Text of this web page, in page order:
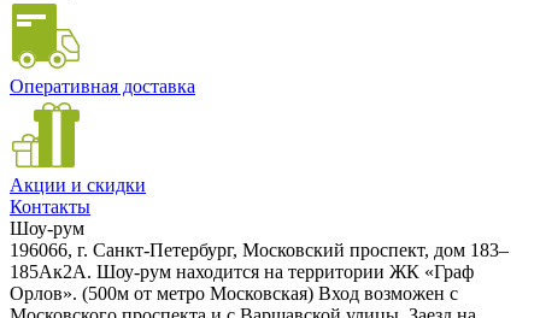
Оперативная доставка
Акции и скидки
Контакты
Шоу-рум
196066, г. Санкт-Петербург, Московский проспект, дом 183–
185Ак2А. Шоу-рум находится на территории ЖК «Граф
Орлов». (500м от метро Московская) Вход возможен с